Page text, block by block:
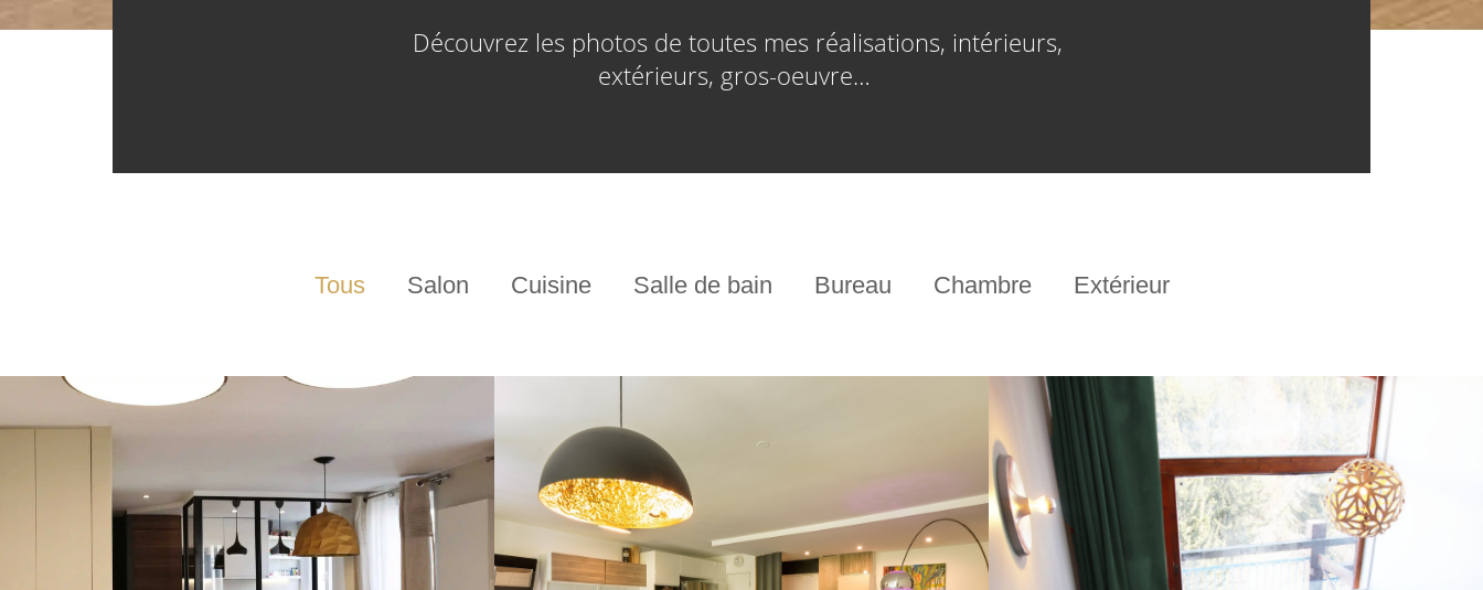
Découvrez les photos de toutes mes réalisations, intérieurs,
extérieurs, gros-oeuvre…
Tous Salon Cuisine Salle de bain Bureau Chambre Extérieur